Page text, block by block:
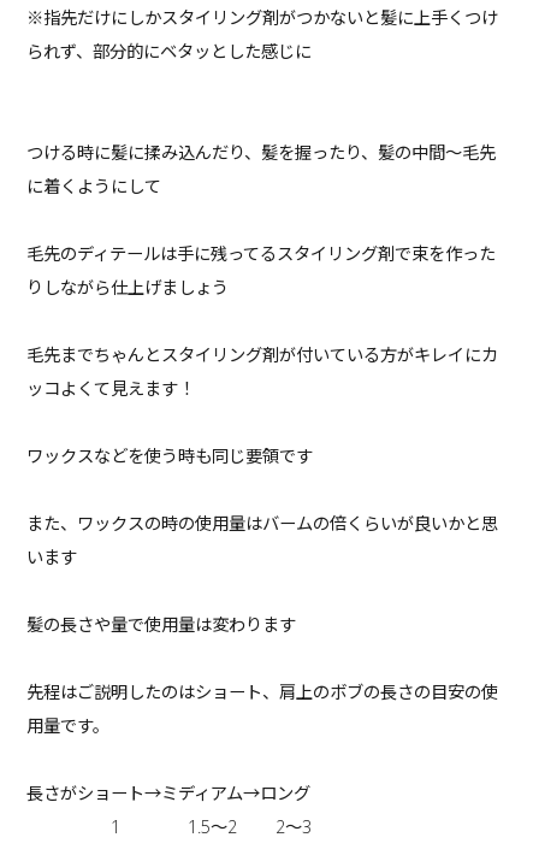
※指先だけにしかスタイリング剤がつかないと髪に上手くつけ
られず、部分的にベタッとした感じに
つける時に髪に揉み込んだり、髪を握ったり、髪の中間〜毛先
に着くようにして
毛先のディテールは手に残ってるスタイリング剤で束を作った
りしながら仕上げましょう
毛先までちゃんとスタイリング剤が付いている方がキレイにカ
ッコよくて見えます！
ワックスなどを使う時も同じ要領です
また、ワックスの時の使用量はバームの倍くらいが良いかと思
います
髪の長さや量で使用量は変わります
先程はご説明したのはショート、肩上のボブの長さの目安の使
用量です。
長さがショート→ミディアム→ロング
1
1.5〜2 2〜3